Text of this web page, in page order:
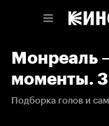
Монреаль
моменты.
Подборка голов и